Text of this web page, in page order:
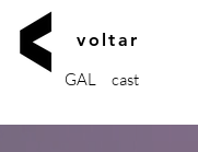
voltar
GAL
cast